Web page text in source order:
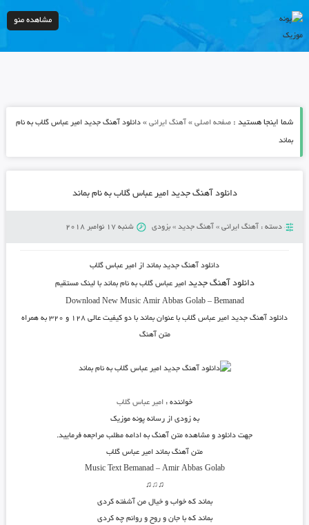
مشاهده منو
شما اینجا هستید : صفحه اصلی» آهنگ ایرانی» دانلود آهنگ جدید امیر عباس گلاب به نام
بماند
دانلود آهنگ جدید امیر عباس گلاب به نام بماند
دسته : آهنگ ایرانی» آهنگ جدید» بزودی شنبه 17 نوامبر 2018
دانلود آهنگ جدید بماند از امیر عباس گلاب
دانلود آهنگ جدید امیر عباس گلاب به نامبماند با لینک مستقیم
Download New Music Amir Abbas Golab – Bemanad
دانلود آهنگ جدید امیر عباس گلاب با عنوانبماند
با دو کیفیت عالی ۱۲۸ و ۳۲۰ به همراه
متن آهنگ
خواننده : امیر عباس گلاب
به زودی از رسانه پونه موزیک
جهت دانلود و مشاهده متن آهنگ به ادامه مطلب مراجعه فرمایید.
متن آهنگ بماند امیر عباس گلاب
Music Text Bemanad – Amir Abbas Golab
♫
♫
♫
بماند که خواب و خیال من آشفته کردی
بماند که با جان و روح و روانم چه کردی